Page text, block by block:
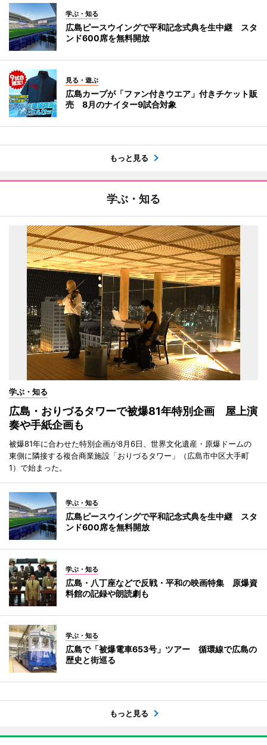
学ぶ・知る
広島ピースウイングで平和記念式典を生中継 スタ
ンド600席を無料開放
見る・遊ぶ
広島カープが「ファン付きウエア」付きチケット販
売 8月のナイター9試合対象
もっと見る
学ぶ・知る
学ぶ・知る
広島・おりづるタワーで被爆81年特別企画 屋上演
奏や手紙企画も
被爆81年に合わせた特別企画が8月6日、世界文化遺産・原爆ドームの
東側に隣接する複合商業施設「おりづるタワー」（広島市中区大手町
1）で始まった。
学ぶ・知る
広島ピースウイングで平和記念式典を生中継 スタ
ンド600席を無料開放
学ぶ・知る
広島・八丁座などで反戦・平和の映画特集 原爆資
料館の記録や朗読劇も
学ぶ・知る
広島で「被爆電車653号」ツアー 循環線で広島の
歴史と街巡る
もっと見る